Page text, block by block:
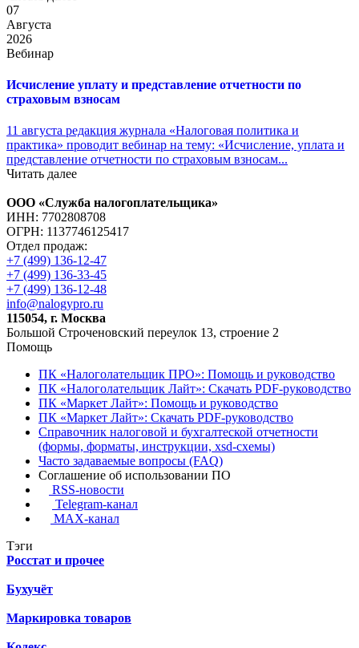
07
Августа
2026
Вебинар
Исчисление уплату и представление отчетности по
страховым взносам
11 августа редакция журнала «Налоговая политика и
практика» проводит вебинар на тему: «Исчисление, уплата и
представление отчетности по страховым взносам...
Читать далее
ООО «Служба налогоплательщика»
ИНН: 7702808708
ОГРН: 1137746125417
Отдел продаж:
+7 (499) 136-12-47
+7 (499) 136-33-45
+7 (499) 136-12-48
info@nalogypro.ru
115054, г. Москва
Большой Строченовский переулок 13, строение 2
Помощь
ПК «Налоголательщик ПРО»: Помощь и руководство
ПК «Налоголательщик Лайт»: Скачать PDF-руководство
ПК «Маркет Лайт»: Помощь и руководство
ПК «Маркет Лайт»: Скачать PDF-руководство
Справочник налоговой и бухгалтеской отчетности
(формы, форматы, инструкции, xsd-схемы)
Часто задаваемые вопросы (FAQ)
Соглашение об использовании ПО
RSS-новости
Telegram-канал
MAX-канал
Тэги
Росстат и прочее
Бухучёт
Маркировка товаров